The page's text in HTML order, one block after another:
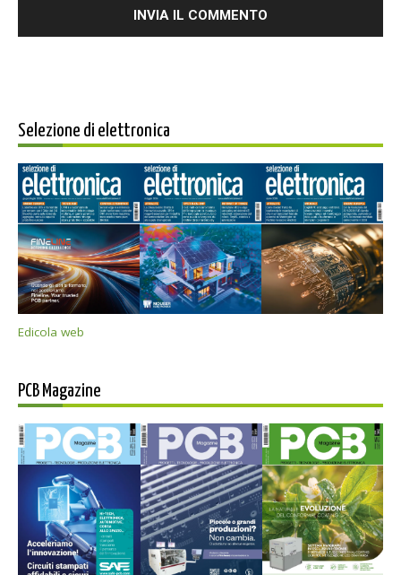
Selezione di elettronica
Edicola web
PCB Magazine